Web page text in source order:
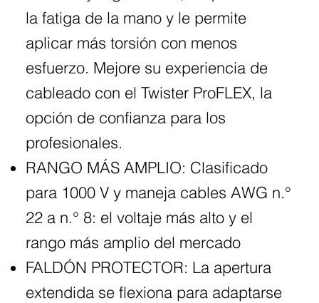
la fatiga de la mano y le permite
aplicar más torsión con menos
esfuerzo. Mejore su experiencia de
cableado con el Twister ProFLEX, la
opción de confianza para los
profesionales.
RANGO MÁS AMPLIO: Clasificado
para 1000 V y maneja cables AWG n.°
22 a n.° 8: el voltaje más alto y el
rango más amplio del mercado
FALDÓN PROTECTOR: La apertura
extendida se flexiona para adaptarse